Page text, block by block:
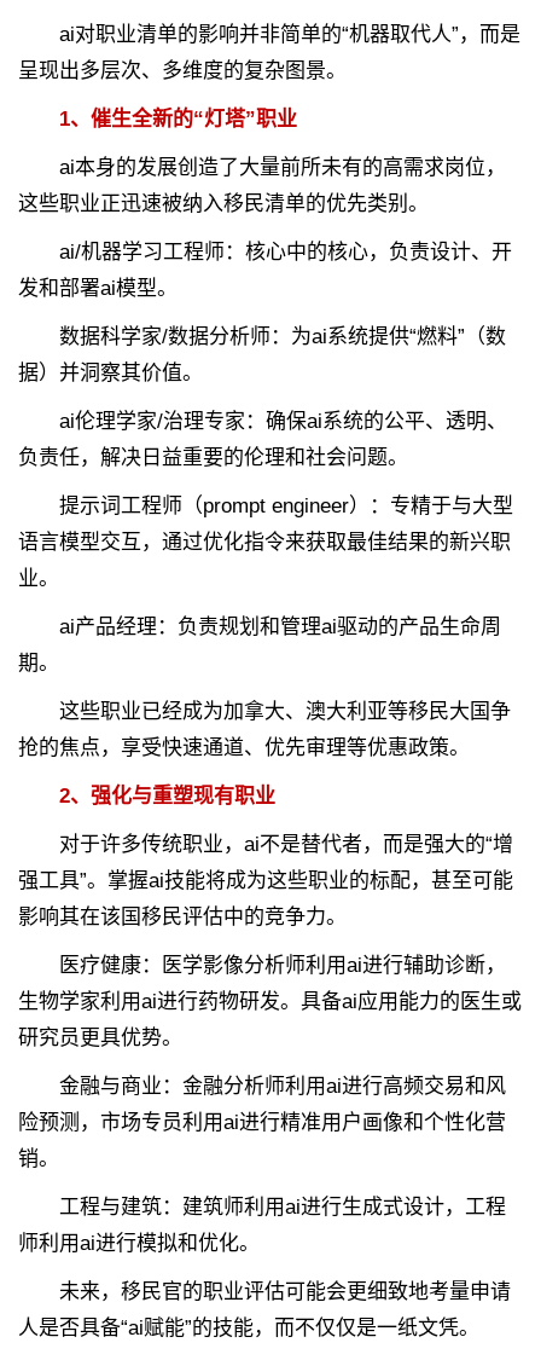
ai对职业清单的影响并非简单的“机器取代人”，而是
呈现出多层次、多维度的复杂图景。
1、催生全新的“灯塔”职业
ai本身的发展创造了大量前所未有的高需求岗位，
这些职业正迅速被纳入移民清单的优先类别。
ai/机器学习工程师：核心中的核心，负责设计、开
发和部署ai模型。
数据科学家/数据分析师：为ai系统提供“燃料”（数
据）并洞察其价值。
ai伦理学家/治理专家：确保ai系统的公平、透明、
负责任，解决日益重要的伦理和社会问题。
提示词工程师（prompt engineer）：专精于与大型
语言模型交互，通过优化指令来获取最佳结果的新兴职
业。
ai产品经理：负责规划和管理ai驱动的产品生命周
期。
这些职业已经成为加拿大、澳大利亚等移民大国争
抢的焦点，享受快速通道、优先审理等优惠政策。
2、强化与重塑现有职业
对于许多传统职业，ai不是替代者，而是强大的“增
强工具”。掌握ai技能将成为这些职业的标配，甚至可能
影响其在该国移民评估中的竞争力。
医疗健康：医学影像分析师利用ai进行辅助诊断，
生物学家利用ai进行药物研发。具备ai应用能力的医生或
研究员更具优势。
金融与商业：金融分析师利用ai进行高频交易和风
险预测，市场专员利用ai进行精准用户画像和个性化营
销。
工程与建筑：建筑师利用ai进行生成式设计，工程
师利用ai进行模拟和优化。
未来，移民官的职业评估可能会更细致地考量申请
人是否具备“ai赋能”的技能，而不仅仅是一纸文凭。